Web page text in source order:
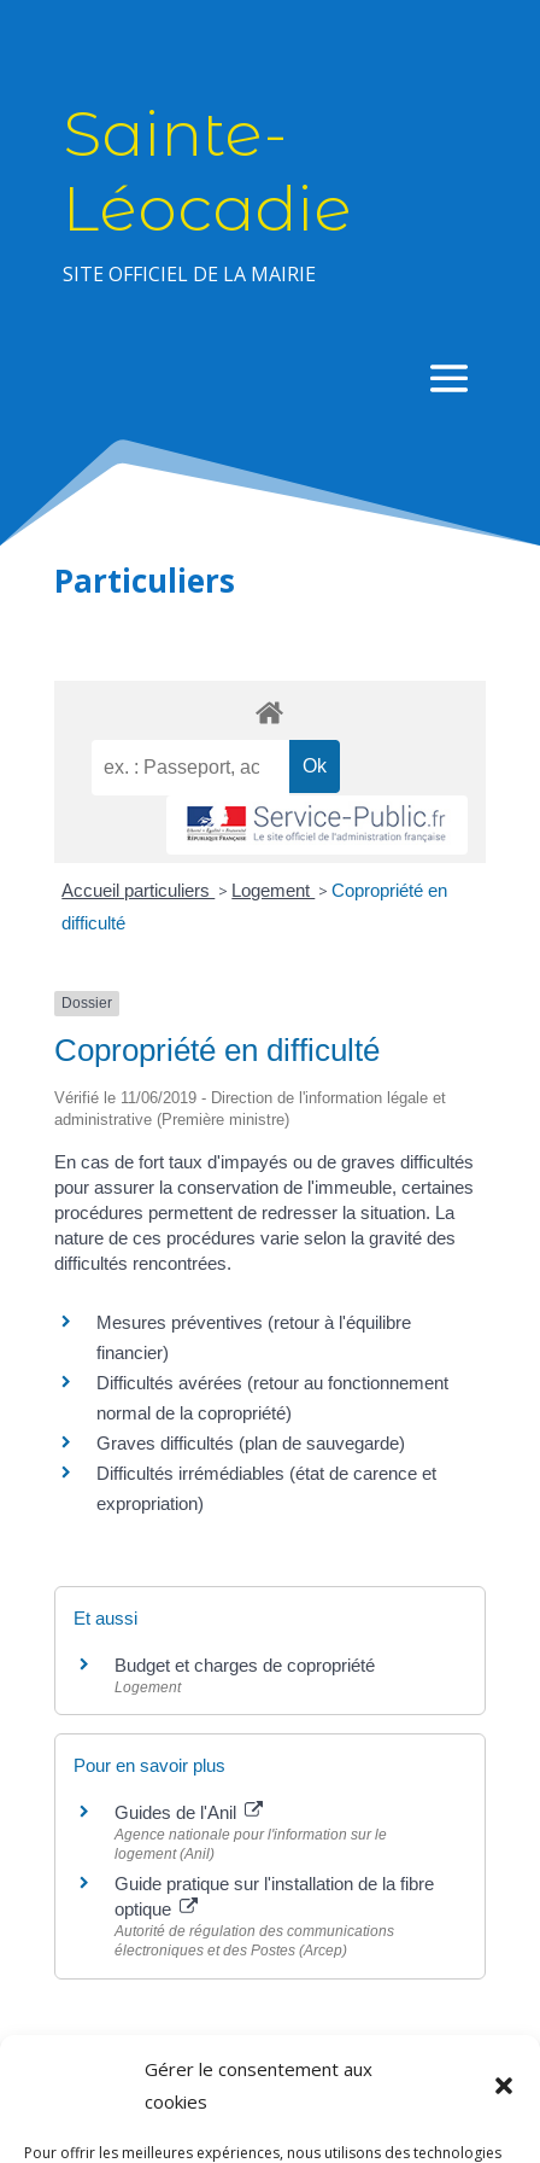
Gérer le consentement aux
cookies
Pour offrir les meilleures expériences, nous utilisons des technologies
Sainte-
Léocadie
SITE OFFICIEL DE LA MAIRIE
Particuliers
Accueil particuliers > Logement > Copropriété en
difficulté
Dossier
Copropriété en difficulté
Vérifié le 11/06/2019 - Direction de l'information légale et
administrative (Première ministre)
En cas de fort taux d'impayés ou de graves difficultés
pour assurer la conservation de l'immeuble, certaines
procédures permettent de redresser la situation. La
nature de ces procédures varie selon la gravité des
difficultés rencontrées.
Mesures préventives (retour à l'équilibre
financier)
Difficultés avérées (retour au fonctionnement
normal de la copropriété)
Graves difficultés (plan de sauvegarde)
Difficultés irrémédiables (état de carence et
expropriation)
Et aussi
Budget et charges de copropriété
Logement
Pour en savoir plus
Guides de l'Anil
Agence nationale pour l'information sur le
logement (Anil)
Guide pratique sur l'installation de la fibre
optique
Autorité de régulation des communications
électroniques et des Postes (Arcep)
Direction de l'information légale et administrative
comarquage developpé par